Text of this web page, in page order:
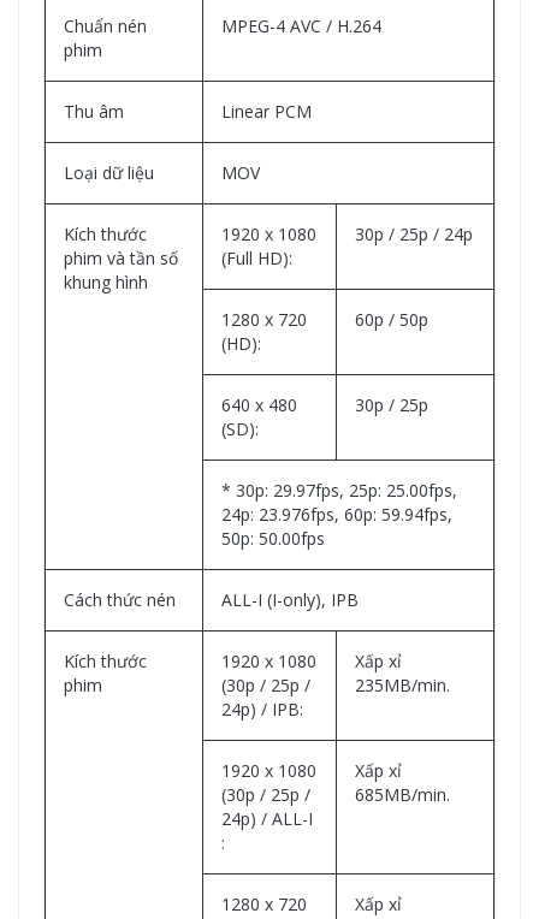
Chuẩn nén
phim
MPEG-4 AVC / H.264
Thu âm Linear PCM
Loại dữ liệu MOV
Kích thước
phim và tần số
khung hình
1920 x 1080
(Full HD):
30p / 25p / 24p
1280 x 720
(HD):
60p / 50p
640 x 480
(SD):
30p / 25p
* 30p: 29.97fps, 25p: 25.00fps,
24p: 23.976fps, 60p: 59.94fps,
50p: 50.00fps
Cách thức nén ALL-I (I-only), IPB
Kích thước
phim
1920 x 1080
(30p / 25p /
24p) / IPB:
Xấp xỉ
235MB/min.
1920 x 1080
(30p / 25p /
24p) / ALL-I
:
Xấp xỉ
685MB/min.
1280 x 720
Xấp xỉ